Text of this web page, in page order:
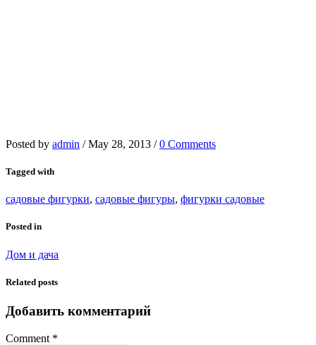
Posted by admin / May 28, 2013 / 0 Comments
Tagged with
садовые фигурки, садовые фигуры, фигурки садовые
Posted in
Дом и дача
Related posts
Добавить комментарий
Comment *